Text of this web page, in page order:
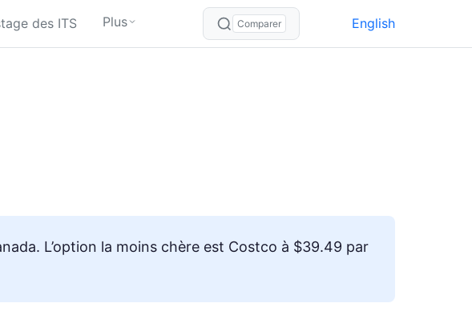
des ITS Plus Comparer English
L’option la moins chère est Costco à $39.49 par